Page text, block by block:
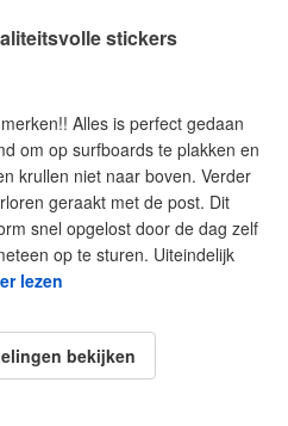
stickers
Alles is perfect gedaan
om op surfboards te plakken en
krullen niet naar boven. Verder
geraakt met de post. Dit
snel opgelost door de dag zelf
op te sturen. Uiteindelijk
lezen
bekijken